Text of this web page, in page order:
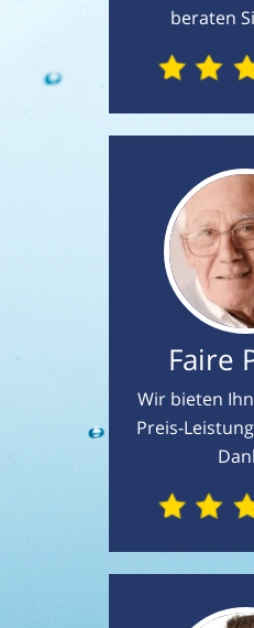
beraten
Faire
Wir bieten
Preis-